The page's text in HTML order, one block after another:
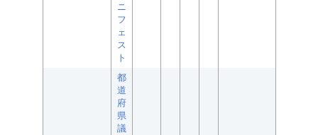
ニ
フ
ェ
ス
ト
都
道
府
県
議